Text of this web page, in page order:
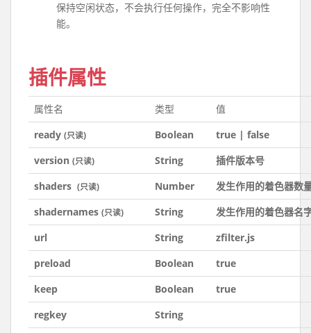
保持空闲状态，不会执行任何操作，完全不影响性
能。
插件属性
属性名 类型
值
ready (只读) Boolean
true | false
version (只读) String
插件版本号
shaders (只读) Number
发生作用的着色器数
shadernames (只读) String
发生作用的着色器名
url
String
zfilter.js
preload
Boolean
true
keep
Boolean
true
regkey
String